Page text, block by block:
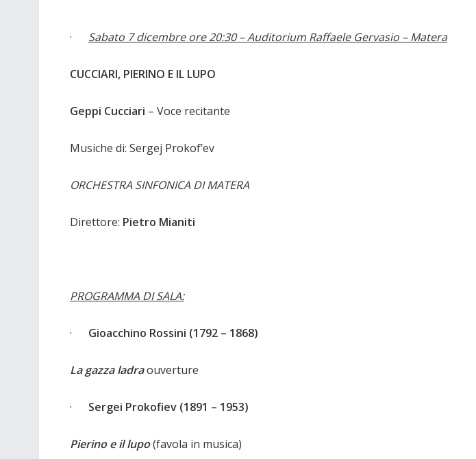
· Sabato 7 dicembre ore 20:30 – Auditorium Raffaele Gervasio – Matera
CUCCIARI, PIERINO E IL LUPO
Geppi Cucciari – Voce recitante
Musiche di: Sergej Prokof’ev
ORCHESTRA SINFONICA DI MATERA
Direttore: Pietro Mianiti
PROGRAMMA DI SALA:
· Gioacchino Rossini (1792 – 1868)
La gazza ladraouverture
· Sergei Prokofiev (1891 – 1953)
Pierino e il lupo(favola in musica)